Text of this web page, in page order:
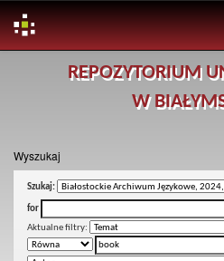
REPOZYTORIUM
W
Wyszukaj
Szukaj:
for
Aktualne filtry: